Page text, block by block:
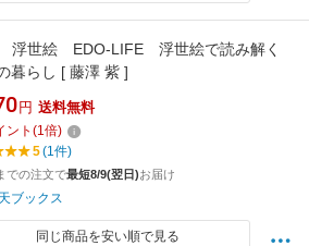
浮世絵 EDO-LIFE 浮世絵で読み解く
暮らし [ 藤澤 紫 ]
円 送料無料
ント (1倍)
5(1件)
での注文で最短8/9(翌日)お届け
ブックス
同じ商品を安い順で見る